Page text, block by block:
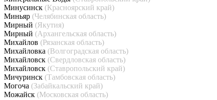
Минусинск (Красноярский край)
Миньяр (Челябинская область)
Мирный (Якутия)
Мирный (Архангельская область)
Михайлов (Рязанская область)
Михайловка (Волгоградская область)
Михайловск (Свердловская область)
Михайловск (Ставропольский край)
Мичуринск (Тамбовская область)
Могоча (Забайкальский край)
Можайск (Московская область)